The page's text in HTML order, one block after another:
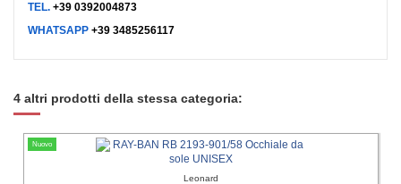
TEL. +39 0392004873
WHATSAPP +39 3485256117
4 altri prodotti della stessa categoria:
Nuovo
Leonard